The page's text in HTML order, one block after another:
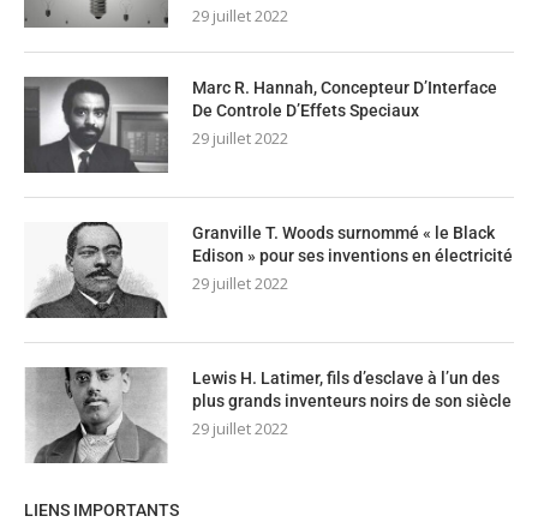
29 juillet 2022
Marc R. Hannah, Concepteur D’Interface
De Controle D’Effets Speciaux
29 juillet 2022
Granville T. Woods surnommé « le Black
Edison » pour ses inventions en électricité
29 juillet 2022
Lewis H. Latimer, fils d’esclave à l’un des
plus grands inventeurs noirs de son siècle
29 juillet 2022
LIENS IMPORTANTS